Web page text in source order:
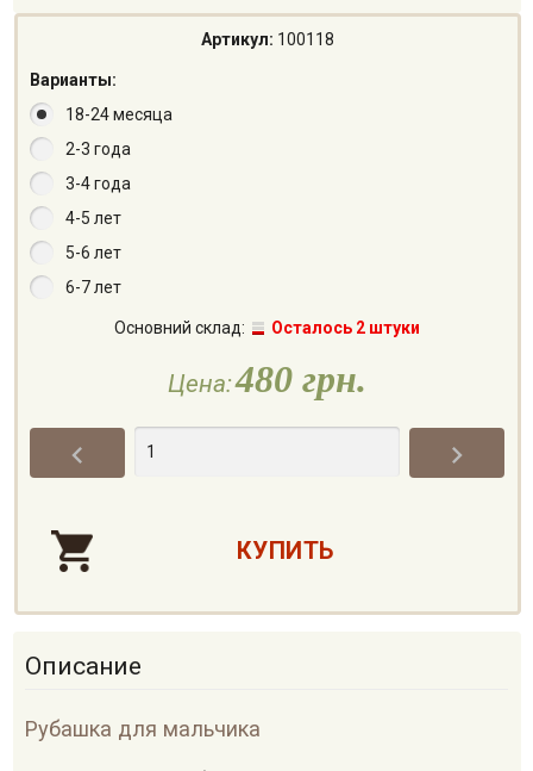
Артикул: 100118
Варианты:
18-24 месяца
2-3 года
3-4 года
4-5 лет
5-6 лет
6-7 лет
Основний склад: Осталось 2 штуки
Цена:480 грн.
 
Описание
Рубашка для мальчика